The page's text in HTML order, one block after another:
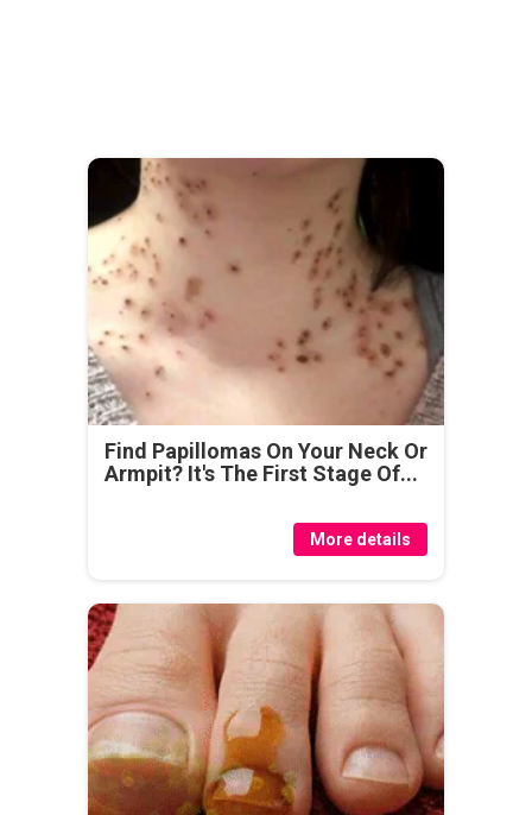
Find Papillomas On Your Neck Or
Armpit? It's The First Stage Of...
More details